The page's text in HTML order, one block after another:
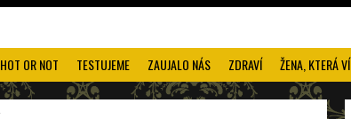
HOT OR NOT TESTUJEME ZAUJALO NÁS ZDRAVÍ ŽENA, KTERÁ VÍ